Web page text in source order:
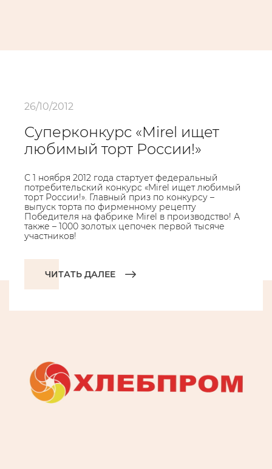
26/10/2012
Суперконкурс «Mirel ищет
любимый торт России!»
С 1 ноября 2012 года стартует федеральный
потребительский конкурс «Mirel ищет любимый
торт России!». Главный приз по конкурсу –
выпуск торта по фирменному рецепту
Победителя на фабрике Mirel в производство! А
также – 1000 золотых цепочек первой тысяче
участников!
ЧИТАТЬ ДАЛЕЕ